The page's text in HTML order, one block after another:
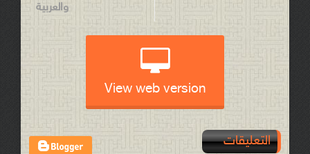
والعربية
View web version
التعليقات